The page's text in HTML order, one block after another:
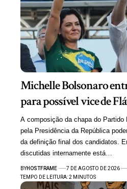
Michelle Bolsonaro
para possível vice de
A composição da chapa do Partido
pela Presidência da República
da definição final dos candidatos.
discutidas internamente está…
BYHOSTFRAME
7 DE AGOSTO DE 2026
TEMPO DE LEITURA: 2 MINUTOS